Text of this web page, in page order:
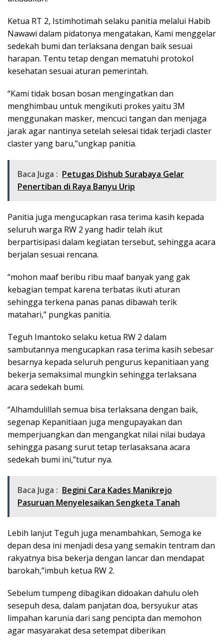
Ketua RT 2, Istimhotimah selaku panitia melalui Habib
Nawawi dalam pidatonya mengatakan, Kami menggelar
sedekah bumi dan terlaksana dengan baik sesuai
harapan. Tentu tetap dengan mematuhi protokol
kesehatan sesuai aturan pemerintah.
“Kami tidak bosan bosan mengingatkan dan
menghimbau untuk mengikuti prokes yaitu 3M
menggunakan masker, mencuci tangan dan menjaga
jarak agar nantinya setelah selesai tidak terjadi claster
claster yang baru,”ungkap panitia.
Baca Juga : Petugas Dishub Surabaya Gelar
Penertiban di Raya Banyu Urip
Panitia juga mengucapkan rasa terima kasih kepada
seluruh warga RW 2 yang hadir telah ikut
berpartisipasi dalam kegiatan tersebut, sehingga acara
berjalan sesuai rencana.
“mohon maaf beribu ribu maaf banyak yang gak
kebagian tempat karena terbatas ikuti aturan
sehingga terkena panas panas dibawah terik
matahari,” pungkas panitia.
Teguh Imantoko selaku ketua RW 2 dalam
sambutannya mengucapkan rasa terima kasih sebesar
besarnya kepada seluruh pengurus kepanitiaan yang
bekerja semaksimal mungkin sehingga terlaksana
acara sedekah bumi.
“Alhamdulillah semua bisa terlaksana dengan baik,
segenap Kepanitiaan juga mengupayakan dan
memperjuangkan dan mengangkat nilai nilai budaya
sehingga pasang surut tetap terlasaksana acara
sedekah bumi ini,”tutur nya.
Baca Juga : Begini Cara Kades Manikrejo
Pasuruan Menyelesaikan Sengketa Tanah
Lebih lanjut Teguh juga menambahkan, Semoga ke
depan desa ini menjadi desa yang semakin tentram dan
rakyatnya bisa bekerja dengan lancar dan mendapat
barokah,”imbuh ketua RW 2.
Sebelum tumpeng dibagikan didoakan dahulu oleh
sesepuh desa, dalam panjatan doa, bersyukur atas
limpahan karunia dari sang pencipta dan memohon
agar masyarakat desa setempat diberikan